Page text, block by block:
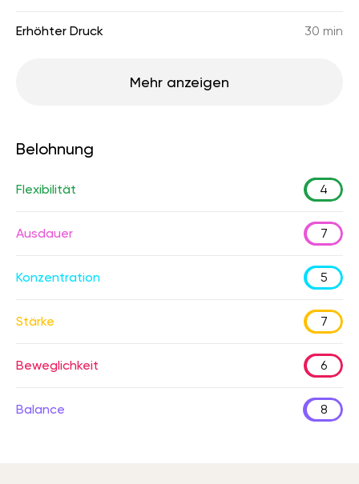
Erhöhter Druck 30 min
Mehr anzeigen
Belohnung
Flexibilität 4
Ausdauer 7
Konzentration 5
Stärke 7
Beweglichkeit 6
Balance 8